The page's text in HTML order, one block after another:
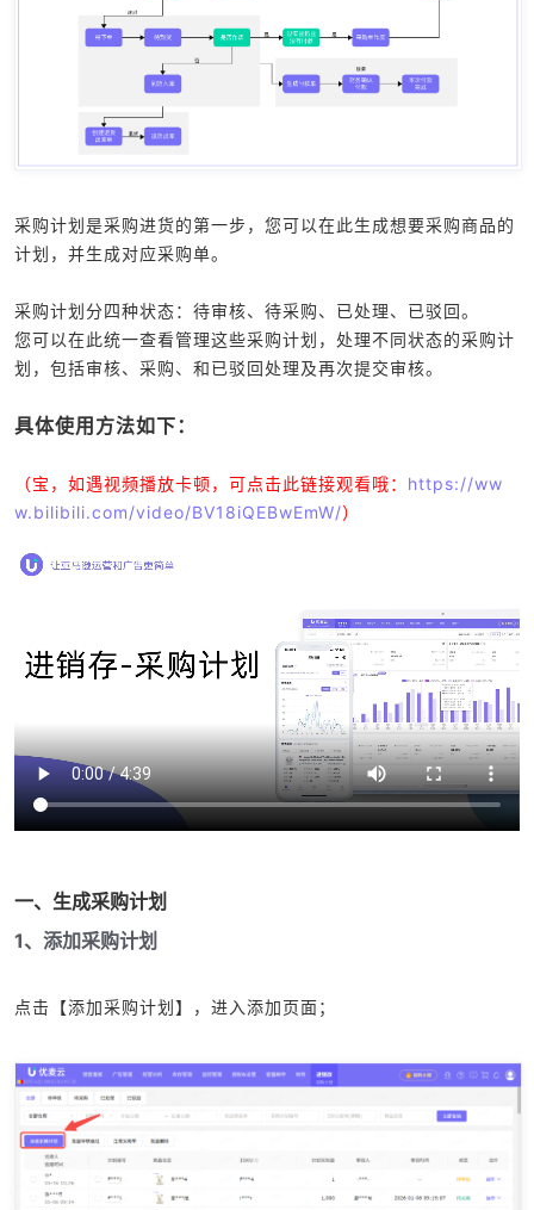
采购计划是采购进货的第一步，您可以在此生成想要采购商品的
计划，并生成对应采购单。
采购计划分四种状态：待审核、待采购、已处理、已驳回。
您可以在此统一查看管理这些采购计划，处理不同状态的采购计
划，包括审核、采购、和已驳回处理及再次提交审核。
具体使用方法如下：
（宝，如遇视频播放卡顿，可点击此链接观看哦： https://ww
w.bilibili.com/video/BV18iQEBwEmW/）
一、生成采购计划
1、添加采购计划
点击【添加采购计划】，进入添加页面；